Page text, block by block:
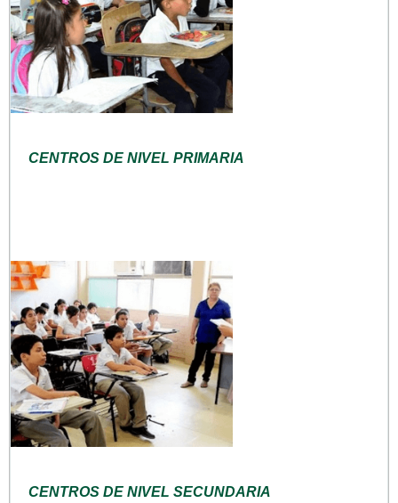
CENTROS DE NIVEL PRIMARIA
CENTROS DE NIVEL SECUNDARIA